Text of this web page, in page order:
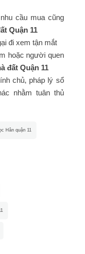
cầu mua cũng
Quận 11
đi xem tận mắt
hoặc người quen
đất Quận 11
chủ, pháp lý sổ
nhằm tuân thủ
Hân quận 11